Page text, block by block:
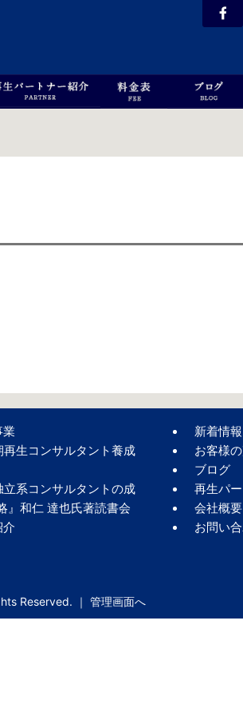
業
再生コンサルタント養成
立系コンサルタントの成
』和仁 達也氏著読書会
介
新着情報
お客様
ブログ
再生パ
会社概要
お問い
Reserved. ｜ 管理画面へ